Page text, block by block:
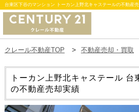
台東区下谷のマンション トーカン上野北キャステールの不動産
クレール不動産TOP 不動産売却・買取
トーカン上野北キャステール 台
の不動産売却実績